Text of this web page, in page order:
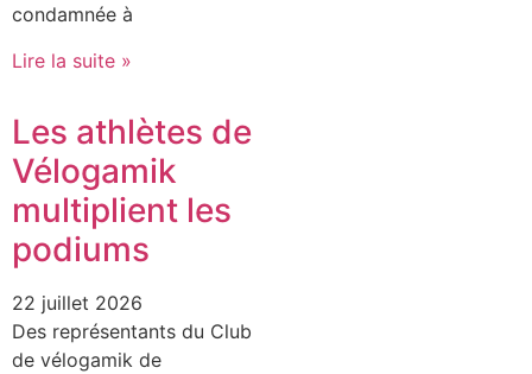
condamnée à
Lire la suite »
Les athlètes de
Vélogamik
multiplient les
podiums
22 juillet 2026
Des représentants du Club
de vélogamik de